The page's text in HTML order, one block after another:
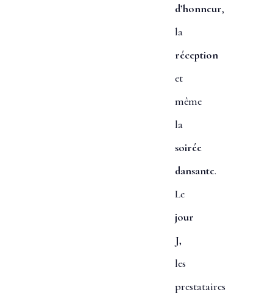
d’honneur,
la
réception
et
même
la
soirée
dansante.
Le
jour
J,
les
prestataires